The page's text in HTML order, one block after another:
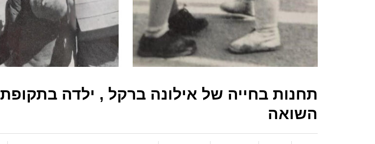
תחנות בחייה של אילונה ברקל , ילדה בתקופת
השואה